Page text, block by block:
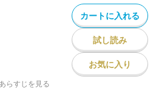
カートに入れる
試し読み
お気に入り
らすじを見る